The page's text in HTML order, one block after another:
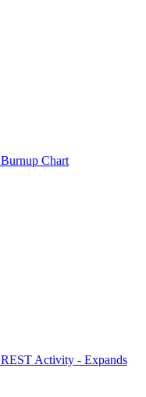
Burnup Chart
REST Activity - Expands